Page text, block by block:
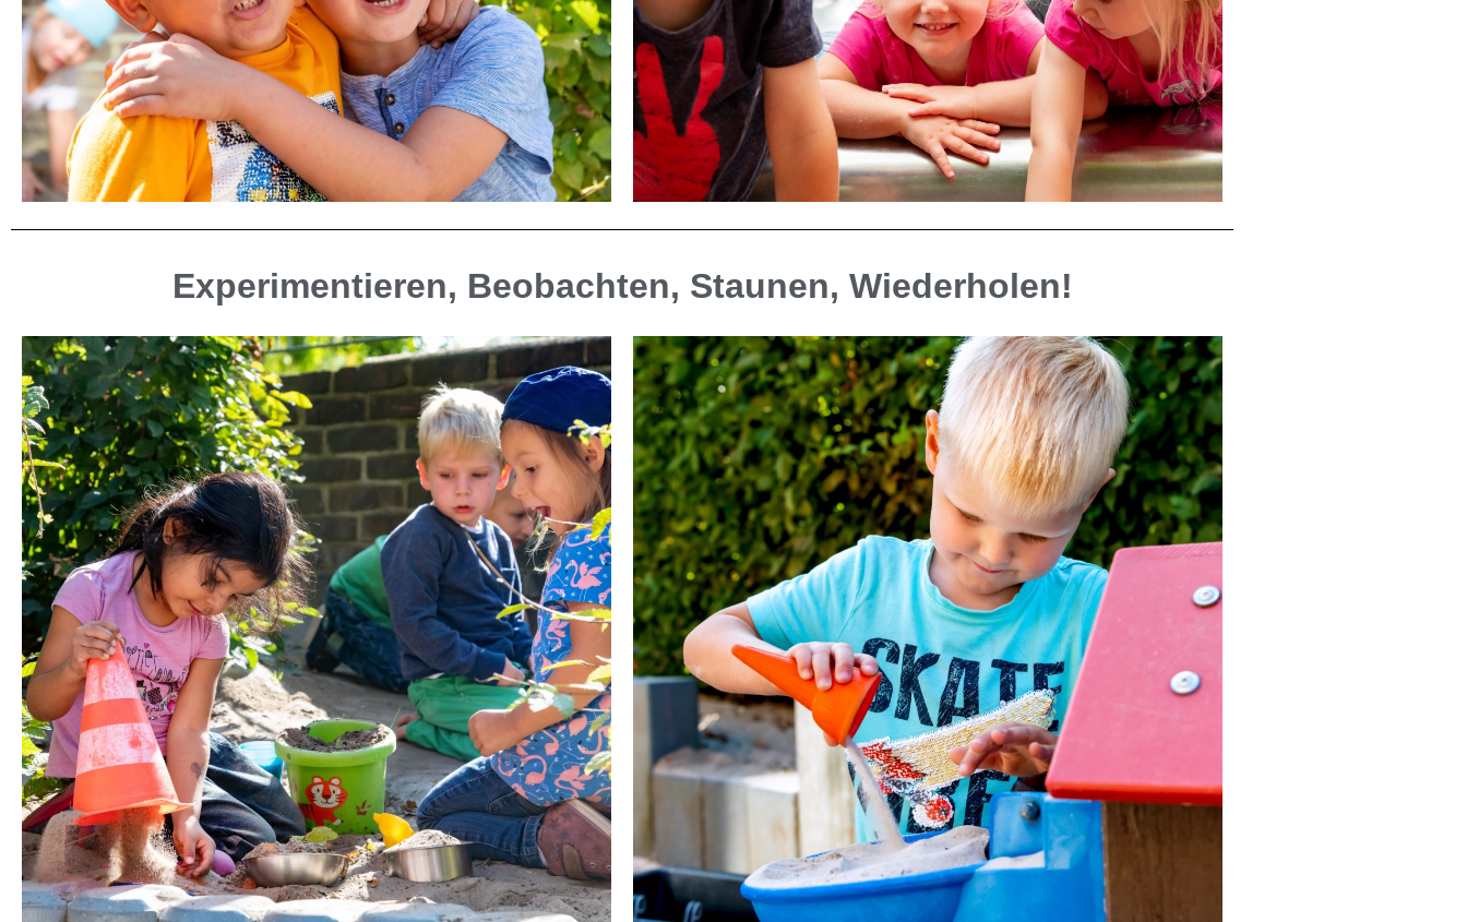
Experimentieren, Beobachten, Staunen, Wiederholen!